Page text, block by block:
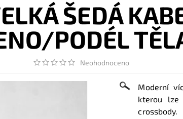
ŠEDÁ
PODÉL
Neohodnoceno
Moderní
kterou
crossbody.